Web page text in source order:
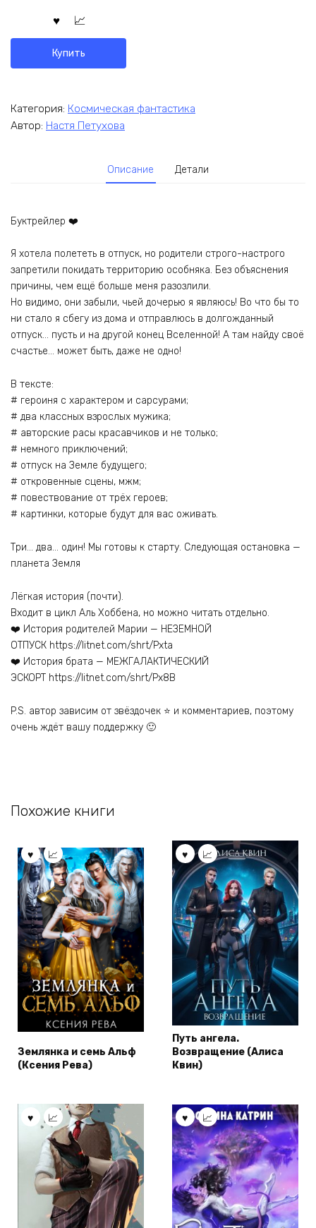
Купить
Категория: Космическая фантастика
Автор: Настя Петухова
Описание Детали
Буктрейлер ❤️
Я хотела полететь в отпуск, но родители строго-настрого
запретили покидать территорию особняка. Без объяснения
причины, чем ещё больше меня разозлили.
Но видимо, они забыли, чьей дочерью я являюсь! Во что бы то
ни стало я сбегу из дома и отправлюсь в долгожданный
отпуск… пусть и на другой конец Вселенной! А там найду своё
счастье… может быть, даже не одно!
В тексте:
# героиня с характером и сарсурами;
# два классных взрослых мужика;
# авторские расы красавчиков и не только;
# немного приключений;
# отпуск на Земле будущего;
# откровенные сцены, мжм;
# повествование от трёх героев;
# картинки, которые будут для вас оживать.
Три… два… один! Мы готовы к старту. Следующая остановка —
планета Земля
Лёгкая история (почти).
Входит в цикл Аль Хоббена, но можно читать отдельно.
❤️‍ История родителей Марии — НЕЗЕМНОЙ
ОТПУСК https://litnet.com/shrt/Pxta
❤️‍ История брата — МЕЖГАЛАКТИЧЕСКИЙ
ЭСКОРТ https://litnet.com/shrt/Px8B
P.S. автор зависим от звёздочек ⭐ и комментариев, поэтому
очень ждёт вашу поддержку 🙂
Похожие книги
Землянка и семь Альф
(Ксения Рева)
Путь ангела.
Возвращение (Алиса
Квин)